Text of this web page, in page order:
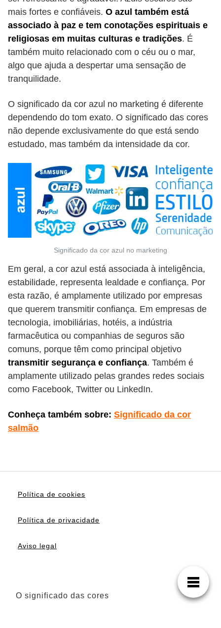
mais fortes e confiáveis. O azul também está
associado à paz e tem conotações espirituais e
religiosas em muitas culturas e tradições. É
também muito relacionado com o céu ou o mar,
algo que ajuda a despertar uma sensação de
tranquilidade.
O significado da cor azul no marketing é diferente
dependendo do tom exato. O significado das cores
não depende exclusivamente do que está sendo
estudado, mas também da intensidade da cor.
Significado da cor azul no marketing
Em geral, a cor azul está associada à inteligência,
estabilidade, representa lealdade e confiança. Por
esta razão, é amplamente utilizado por empresas
que querem transmitir confiança. Em empresas de
tecnologia, imobiliárias, hotéis, a indústria
farmacêutica ou companhias de seguros são
comuns, porque têm como principal objetivo
transmitir segurança e confiança. Também é
amplamente utilizado pelas grandes redes sociais
como Facebook, Twitter ou LinkedIn.
Conheça também sobre: Significado da cor
salmão
Política de cookies
Política de privacidade
Aviso legal
O significado das cores